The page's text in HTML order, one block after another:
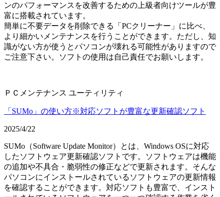
ンのパフォーマンスを改善するための上級者向けツールが豊
富に搭載されています。
簡単に不要データを削除できる「PCクリーナー」に比べ、
より細かいメンテナンスを行うことができます。ただし、知
識がない方が使うとパソコンが壊れる可能性がありますので
ご注意下さい。ソフトの使用は自己責任でお願いします。
ＰＣメンテナンス ユーティリティ
「SUMo」の使い方※対応ソフトが豊富な更新確認ソフト
2025/4/22
SUMo（Software Update Monitor）とは、Windows OSに対応
したソフトウェア更新確認ソフトです。ソフトウェアは機能
の追加や不具合・脆弱性の修正などで更新されます。そんな
パソコンにインストールされているソフトウェアの更新情報
を確認することができます。対応ソフトも豊富で、インスト